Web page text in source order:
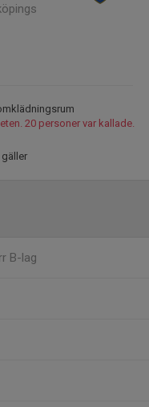
20 personer var kallade.
B-lag